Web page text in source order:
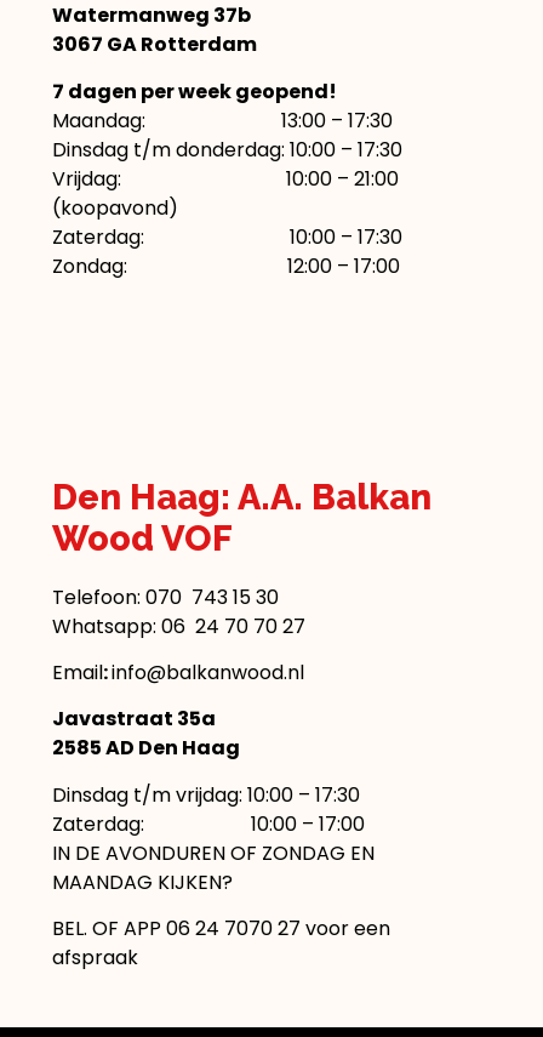
Den Haag: A.A. Balkan
Wood VOF
Telefoon:070 743 15 30
Whatsapp: 06 24 70 70 27
Email:info@balkanwood.nl
Javastraat 35a
2585 AD Den Haag
Dinsdag t/m vrijdag: 10:00 – 17:30
Zaterdag: 10:00 – 17:00
IN DE AVONDUREN OF ZONDAG EN
MAANDAG KIJKEN?
BEL. OF APP 06 24 7070 27 voor een
afspraak
Watermanweg 37b
3067 GA Rotterdam
7 dagen per week geopend!
Maandag: 13:00 – 17:30
Dinsdag t/m donderdag: 10:00 – 17:30
Vrijdag: 10:00 – 21:00
(koopavond)
Zaterdag: 10:00 – 17:30
Zondag: 12:00 – 17:00